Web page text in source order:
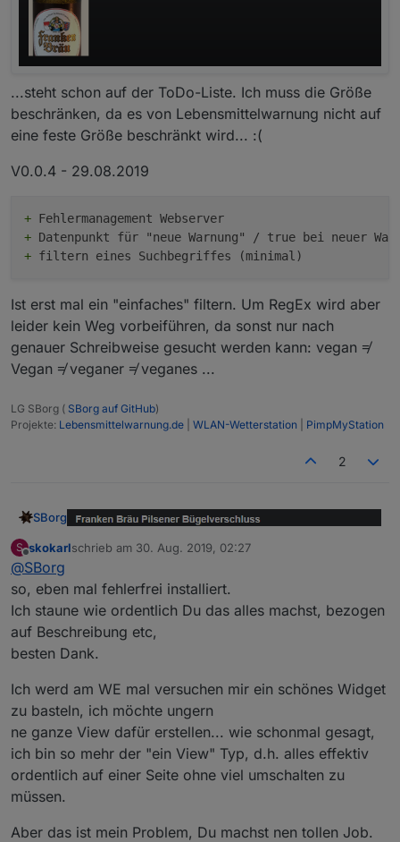
...steht schon auf der ToDo-Liste. Ich muss die Größe
beschränken, da es von Lebensmittelwarnung nicht auf
eine feste Größe beschränkt wird... :(
V0.0.4 - 29.08.2019
+
+
+
Ist erst mal ein "einfaches" filtern. Um RegEx wird aber
leider kein Weg vorbeiführen, da sonst nur nach
genauer Schreibweise gesucht werden kann: vegan ≠
Vegan ≠ veganer ≠ veganes ...
LG SBorg ( SBorg auf GitHub)
Projekte: Lebensmittelwarnung.de WLAN-Wetterstation PimpMyStation
2
SBorg
...steht schon auf der ToDo-Liste. Ich muss die Größe
beschränken, da es von Lebensmittelwarnung nicht auf
eine feste Größe beschränkt wird... :(
V0.0.4 - 29.08.2019
+ Fehlermanagement Webserver
+ Datenpunkt für "neue Warnung" / true bei
Ist erst mal ein "einfaches" filtern. Um RegEx wird aber
Vegan ≠ veganer ≠ veganes ...
S
Offline
skokarlschrieb am 30. Aug. 2019, 02:27
zuletzt editiert von
@SBorg
so, eben mal fehlerfrei installiert.
Ich staune wie ordentlich Du das alles machst, bezogen
auf Beschreibung etc,
besten Dank.
Ich werd am WE mal versuchen mir ein schönes Widget
zu basteln, ich möchte ungern
ne ganze View dafür erstellen... wie schonmal gesagt,
ich bin so mehr der "ein View" Typ, d.h. alles effektiv
ordentlich auf einer Seite ohne viel umschalten zu
müssen.
Aber das ist mein Problem, Du machst nen tollen Job.